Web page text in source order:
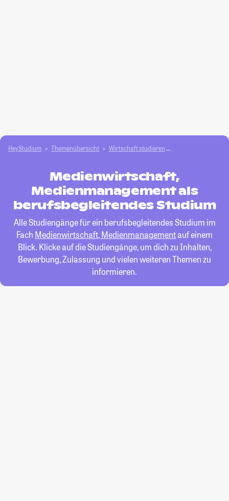
HeyStudium Themenübersicht Wirtschaft studieren
Medienwirtschaft,
Medienmanagement als
berufsbegleitendes Studium
Alle Studiengänge für ein berufsbegleitendes Studium im
Fach Medienwirtschaft, Medienmanagementauf einem
Blick. Klicke auf die Studiengänge, um dich zu Inhalten,
Bewerbung, Zulassung und vielen weiteren Themen zu
informieren.